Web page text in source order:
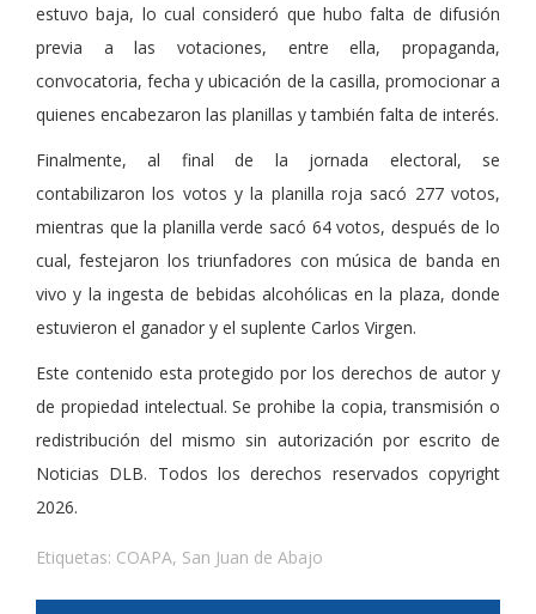
estuvo baja, lo cual consideró que hubo falta de difusión
previa a las votaciones, entre ella, propaganda,
convocatoria, fecha y ubicación de la casilla, promocionar a
quienes encabezaron las planillas y también falta de interés.
Finalmente, al final de la jornada electoral, se
contabilizaron los votos y la planilla roja sacó 277 votos,
mientras que la planilla verde sacó 64 votos, después de lo
cual, festejaron los triunfadores con música de banda en
vivo y la ingesta de bebidas alcohólicas en la plaza, donde
estuvieron el ganador y el suplente Carlos Virgen.
Este contenido esta protegido por los derechos de autor y
de propiedad intelectual. Se prohibe la copia, transmisión o
redistribución del mismo sin autorización por escrito de
Noticias DLB. Todos los derechos reservados copyright
2026.
Etiquetas: COAPA, San Juan de Abajo